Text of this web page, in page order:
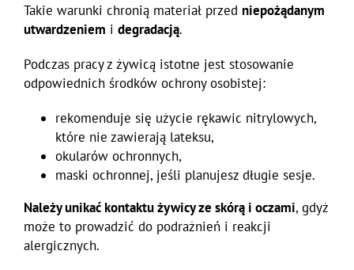
Takie warunki chronią materiał przed niepożądanym
utwardzeniem i degradacją.
Podczas pracy z żywicą istotne jest stosowanie
odpowiednich środków ochrony osobistej:
rekomenduje się użycie rękawic nitrylowych,
które nie zawierają lateksu,
okularów ochronnych,
maski ochronnej, jeśli planujesz długie sesje.
Należy unikać kontaktu żywicy ze skórą i oczami, gdyż
może to prowadzić do podrażnień i reakcji
alergicznych.